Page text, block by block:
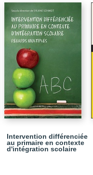
Intervention différenciée
au primaire en contexte
d'intégration scolaire